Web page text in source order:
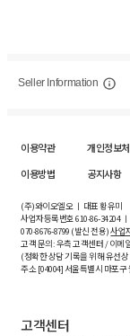
Seller Information
이용약관 개인정보
이용방법
공지사항
(주)와이오엘오 ㅣ 대표 황유미
사업자등록번호610-86-34204ㅣ
070-8676-8799 (발신 전용)사업
고객 문의: 우측 고객센터 / 이메
(정확한 상담 기록을 위해 유선
주소 [04004] 서울특별시 마포
고객센터